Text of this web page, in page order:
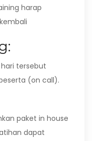
harap
tersebut
(on call).
paket in house
dapat